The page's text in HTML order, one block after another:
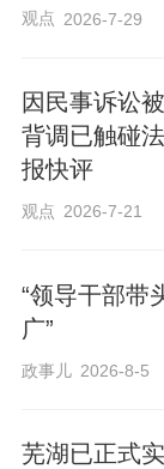
观点 2026-7-29
因民事诉讼
背调已触碰
报快评
观点 2026-7-21
“领导干部带
广”
政事儿 2026-8-5
芜湖已正式